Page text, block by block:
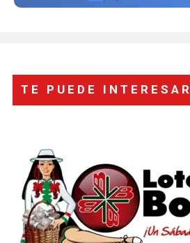
TE PUEDE INTERESAR